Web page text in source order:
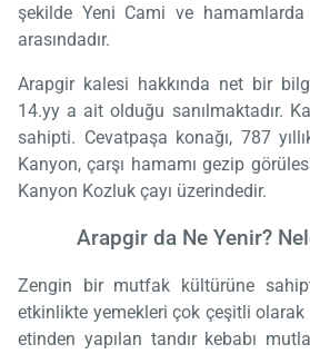
şekilde Yeni Cami ve
arasındadır.
Arapgir kalesi hakkında net bir
14.yy a ait olduğu sanılmaktadır.
sahipti. Cevatpaşa konağı, 787
Kanyon, çarşı hamamı gezip
Kanyon Kozluk çayı üzerindedir.
Arapgir da Ne Yenir?
Zengin bir mutfak kültürüne
etkinlikte yemekleri çok çeşitli olarak
etinden yapılan tandır kebabı